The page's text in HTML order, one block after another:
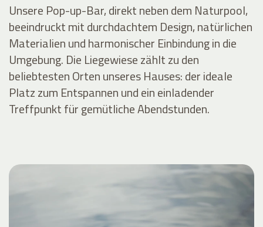
Unsere Pop-up-Bar, direkt neben dem Naturpool,
beeindruckt mit durchdachtem Design, natürlichen
Materialien und harmonischer Einbindung in die
Umgebung. Die Liegewiese zählt zu den
beliebtesten Orten unseres Hauses: der ideale
Platz zum Entspannen und ein einladender
Treffpunkt für gemütliche Abendstunden.